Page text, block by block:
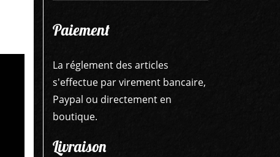
Paiement
La réglement des articles
s'effectue par virement bancaire,
Paypal ou directement en
boutique.
Livraison